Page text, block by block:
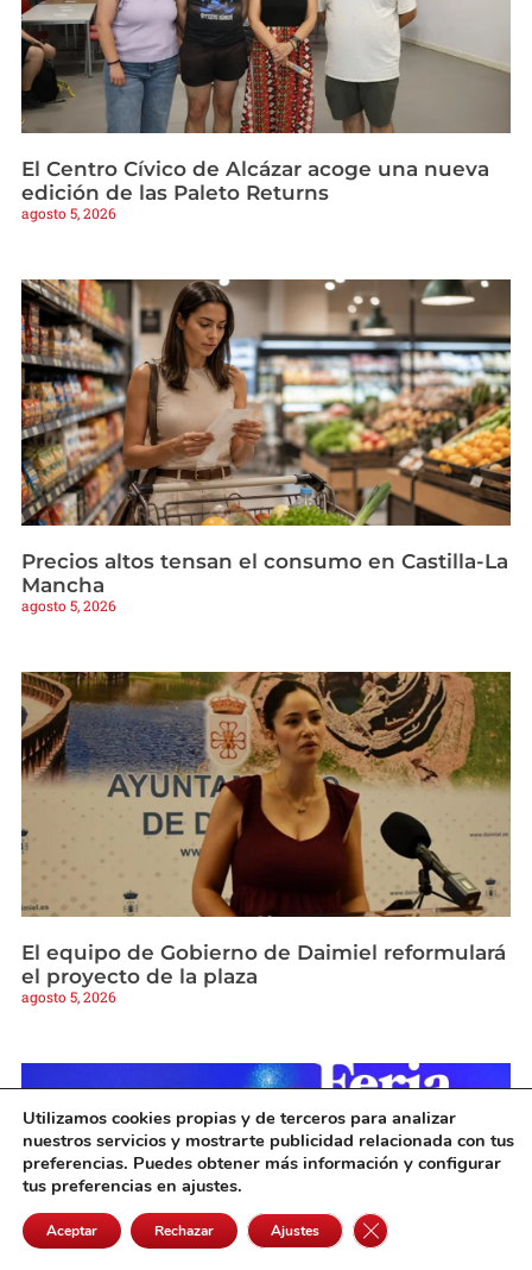
El Centro Cívico de Alcázar acoge una nueva
edición de las Paleto Returns
agosto 5, 2026
Precios altos tensan el consumo en Castilla-La
Mancha
agosto 5, 2026
El equipo de Gobierno de Daimiel reformulará
el proyecto de la plaza
agosto 5, 2026
Utilizamos cookies propias y de terceros para analizar
nuestros servicios y mostrarte publicidad relacionada con tus
preferencias. Puedes obtener más información y configurar
tus preferencias en ajustes.
Aceptar Rechazar Ajustes Cerrar el banner de